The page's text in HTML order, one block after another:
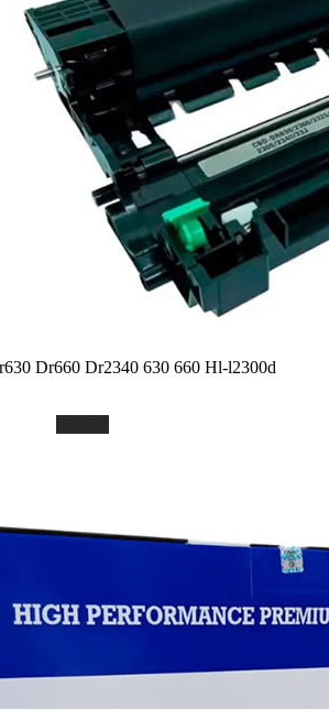
Dr660 Dr2340 630 660 Hl-l2300d